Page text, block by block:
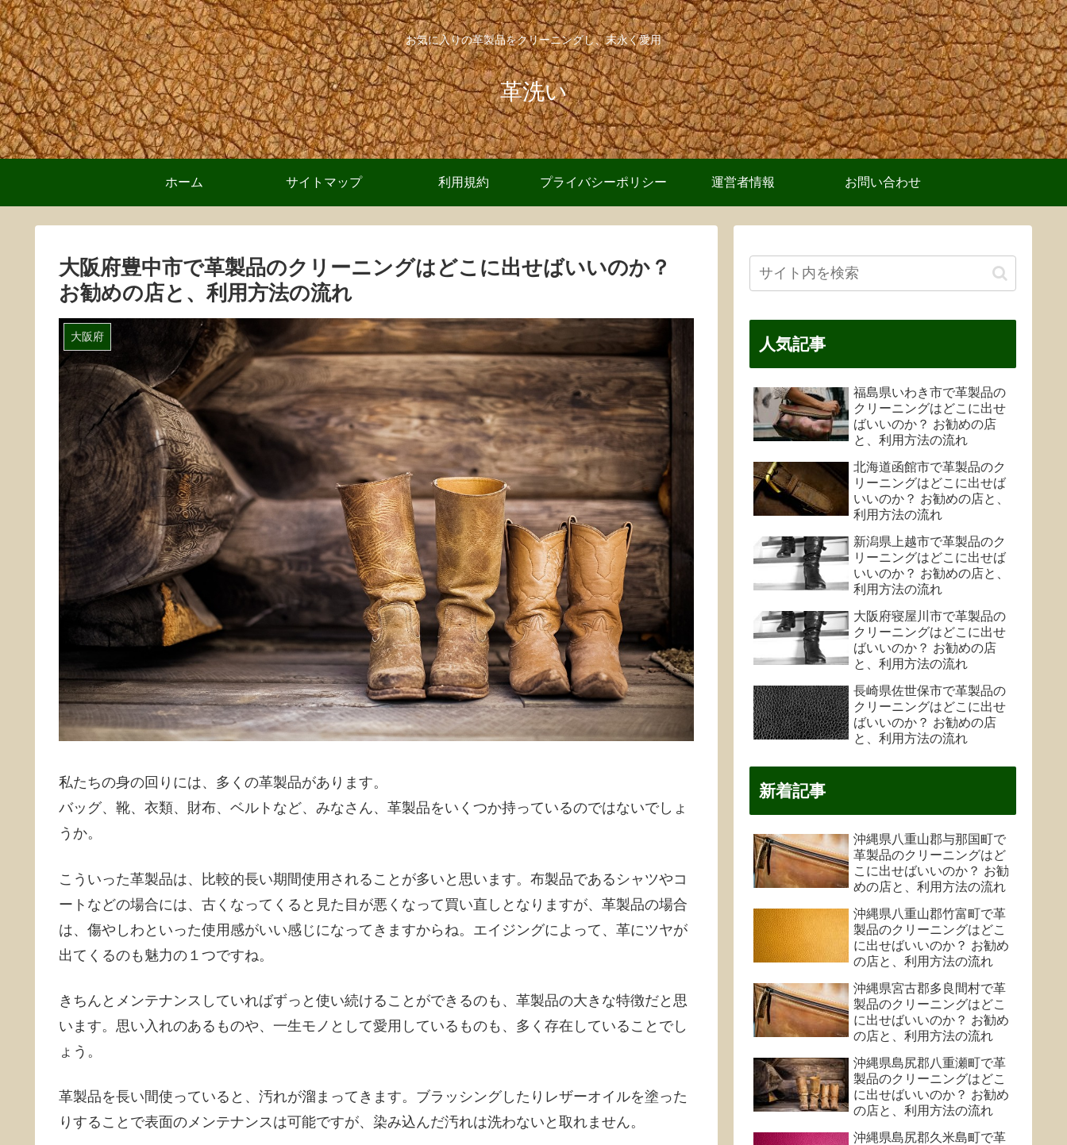
お気に入りの革製品をクリーニングし、末永く愛用
革洗い
ホーム サイトマップ 利用規約 プライバシーポリシー 運営者情報 お問い合わせ
大阪府豊中市で革製品のクリーニングはどこに出せばいいのか？
お勧めの店と、利用方法の流れ
大阪府
私たちの身の回りには、多くの革製品があります。
バッグ、靴、衣類、財布、ベルトなど、みなさん、革製品をいくつか持っているのではないでしょ
うか。
こういった革製品は、比較的長い期間使用されることが多いと思います。布製品であるシャツやコ
ートなどの場合には、古くなってくると見た目が悪くなって買い直しとなりますが、革製品の場合
は、傷やしわといった使用感がいい感じになってきますからね。エイジングによって、革にツヤが
出てくるのも魅力の１つですね。
きちんとメンテナンスしていればずっと使い続けることができるのも、革製品の大きな特徴だと思
います。思い入れのあるものや、一生モノとして愛用しているものも、多く存在していることでし
ょう。
革製品を長い間使っていると、汚れが溜まってきます。ブラッシングしたりレザーオイルを塗った
りすることで表面のメンテナンスは可能ですが、染み込んだ汚れは洗わないと取れません。
人気記事
福島県いわき市で革製品の
クリーニングはどこに出せ
ばいいのか？ お勧めの店
と、利用方法の流れ
北海道函館市で革製品のク
リーニングはどこに出せば
いいのか？ お勧めの店と、
利用方法の流れ
新潟県上越市で革製品のク
リーニングはどこに出せば
いいのか？ お勧めの店と、
利用方法の流れ
大阪府寝屋川市で革製品の
クリーニングはどこに出せ
ばいいのか？ お勧めの店
と、利用方法の流れ
長崎県佐世保市で革製品の
クリーニングはどこに出せ
ばいいのか？ お勧めの店
と、利用方法の流れ
新着記事
沖縄県八重山郡与那国町で
革製品のクリーニングはど
こに出せばいいのか？ お勧
めの店と、利用方法の流れ
沖縄県八重山郡竹富町で革
製品のクリーニングはどこ
に出せばいいのか？ お勧め
の店と、利用方法の流れ
沖縄県宮古郡多良間村で革
製品のクリーニングはどこ
に出せばいいのか？ お勧め
の店と、利用方法の流れ
沖縄県島尻郡八重瀬町で革
製品のクリーニングはどこ
に出せばいいのか？ お勧め
の店と、利用方法の流れ
沖縄県島尻郡久米島町で革